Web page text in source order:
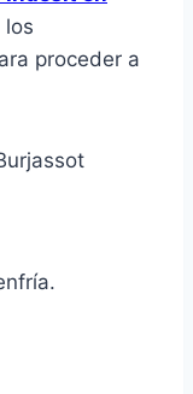
los
proceder a